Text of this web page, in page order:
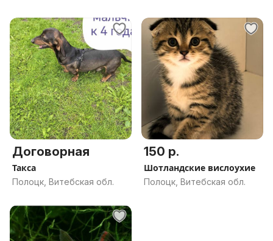
Договорная
Такса
Полоцк, Витебская обл.
150 р.
Шотландские вислоухие
Полоцк, Витебская обл.